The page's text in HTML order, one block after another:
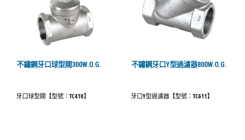
不鏽鋼牙口球型閥300W.O.G.
牙口球型閥【型號：TC410】
不鏽鋼牙口Y型過濾器800W.O.G.
牙口Y型過濾器【型號：TC611】